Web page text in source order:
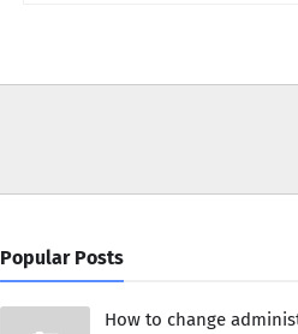
Popular Posts
How to change